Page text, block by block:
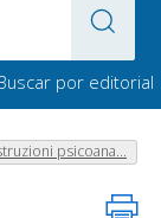
por editorial
psicoana...